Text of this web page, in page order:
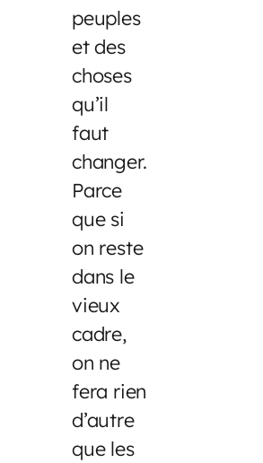
peuples
et des
choses
qu’il
faut
changer.
Parce
que si
on reste
dans le
vieux
cadre,
on ne
fera rien
d’autre
que les